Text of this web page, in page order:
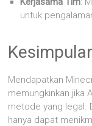
untuk
Mendapatkan
memungkinkan jika
metode yang legal.
hanya dapat